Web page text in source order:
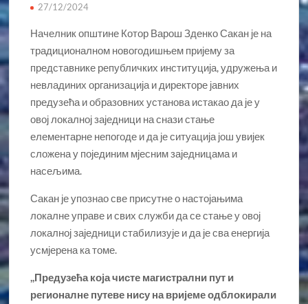
27/12/2024
Начелник општине Котор Варош Зденко Сакан је на
традиционалном новогодишњем пријему за
представнике републичких институција, удружења и
невладиних организација и директоре јавних
предузећа и образовних установа истакао да је у
овој локалној заједници на снази стање
елементарне непогоде и да је ситуација још увијек
сложена у појединим мјесним заједницама и
насељима.
Сакан је упознао све присутне о настојањима
локалне управе и свих служби да се стање у овој
локалној заједници стабилизује и да је сва енергија
усмјерена ка томе.
,,Предузећа која чисте магистрални пут и
регионалне путеве нису на вријеме одблокирали